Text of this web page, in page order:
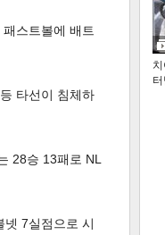
스트볼에 배트
타선이 침체하
28승 13패로 NL
7실점으로 시